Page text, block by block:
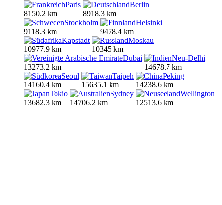
Paris
8150.2 km
Berlin
8918.3 km
Stockholm
9118.3 km
Helsinki
9478.4 km
Kapstadt
10977.9 km
Moskau
10345 km
Dubai
13273.2 km
Neu-Delhi
14678.7 km
Seoul
14160.4 km
Taipeh
15635.1 km
Peking
14238.6 km
Tokio
13682.3 km
Sydney
14706.2 km
Wellington
12513.6 km